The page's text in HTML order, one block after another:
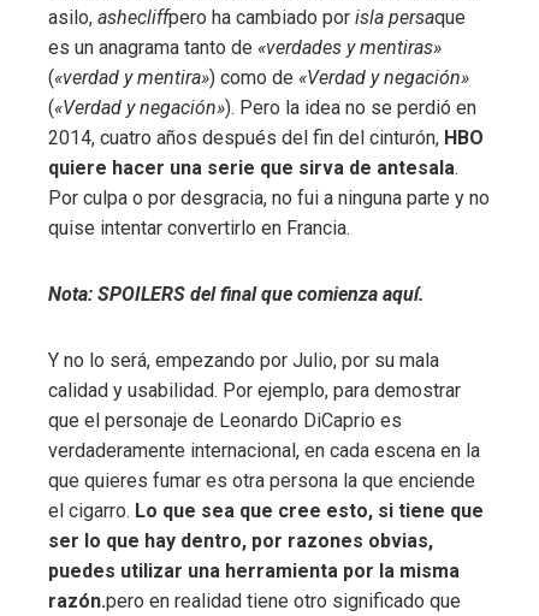
asilo, ashecliffpero ha cambiado por isla persaque
es un anagrama tanto de «verdades y mentiras»
(«verdad y mentira») como de «Verdad y negación»
(«Verdad y negación»). Pero la idea no se perdió en
2014, cuatro años después del fin del cinturón, HBO
quiere hacer una serie que sirva de antesala.
Por culpa o por desgracia, no fui a ninguna parte y no
quise intentar convertirlo en Francia.
Nota: SPOILERS del final que comienza aquí.
Y no lo será, empezando por Julio, por su mala
calidad y usabilidad. Por ejemplo, para demostrar
que el personaje de Leonardo DiCaprio es
verdaderamente internacional, en cada escena en la
que quieres fumar es otra persona la que enciende
el cigarro. Lo que sea que cree esto, si tiene que
ser lo que hay dentro, por razones obvias,
puedes utilizar una herramienta por la misma
razón.pero en realidad tiene otro significado que